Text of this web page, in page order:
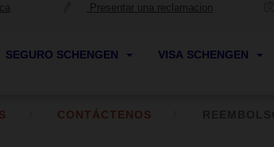
Presentar una reclamacion
SEGURO SCHENGEN VISA SCHENGEN
CONTÁCTENOS